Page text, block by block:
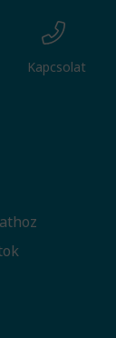
Kapcsolat